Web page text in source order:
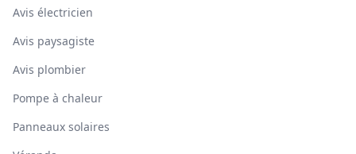
Avis électricien
Avis paysagiste
Avis plombier
Pompe à chaleur
Panneaux solaires